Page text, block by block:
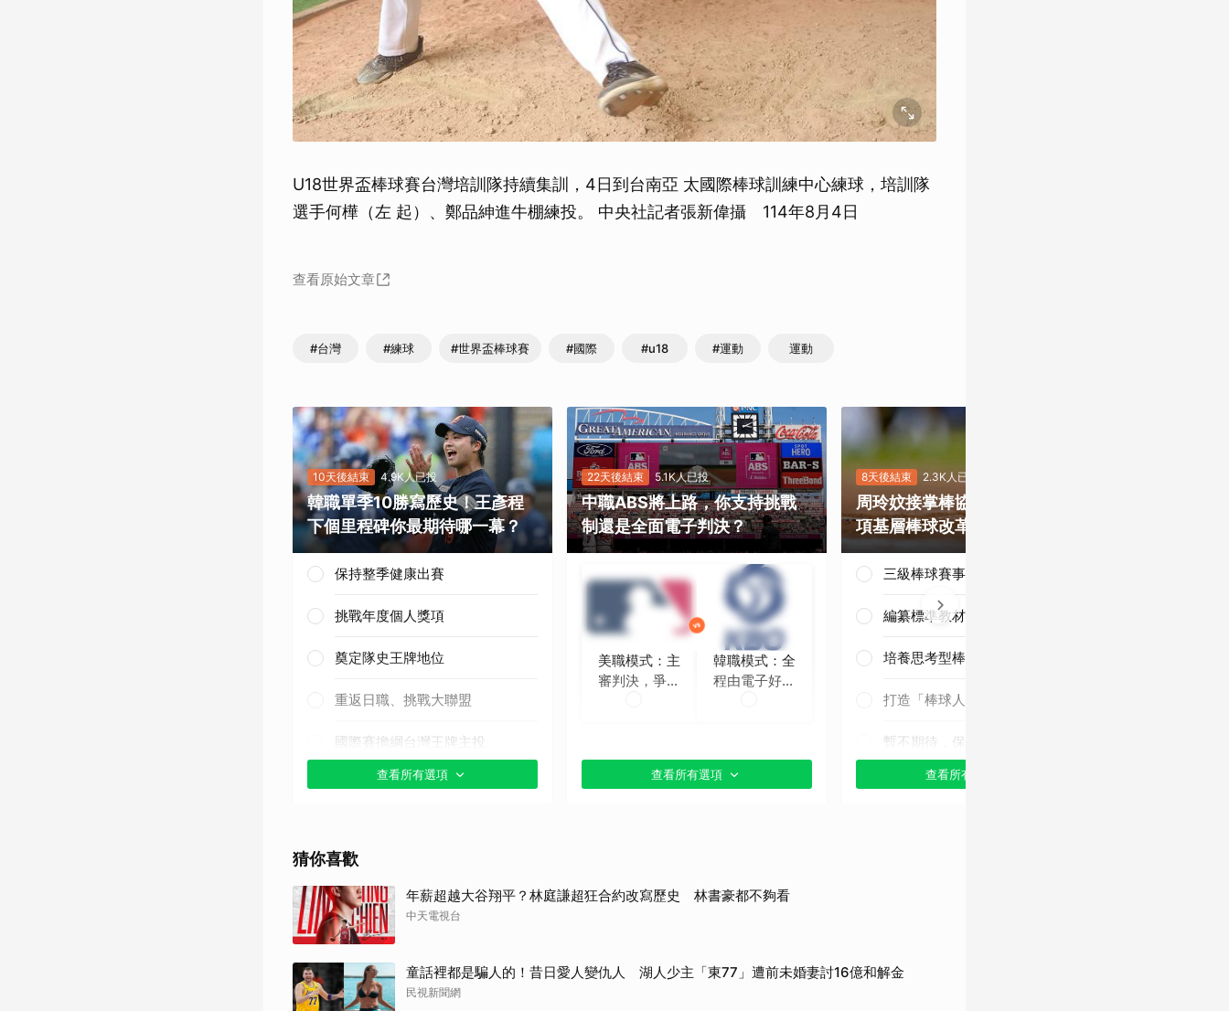
U18世界盃棒球賽台灣培訓隊持續集訓，4日到台南亞 太國際棒球訓練中心練球，培訓隊
選手何樺（左 起）、鄭品紳進牛棚練投。 中央社記者張新偉攝 114年8月4日
查看原始文章
#台灣 #練球 #世界盃棒球賽 #國際 #u18 #運動 運動
10天後結束 4.9K人已投
韓職單季10勝寫歷史！王彥程
下個里程碑你最期待哪一幕？
保持整季健康出賽
挑戰年度個人獎項
奠定隊史王牌地位
重返日職、挑戰大聯盟
國際賽擔綱台灣王牌主投
其他（歡迎貼文分享）
查看所有選項
22天後結束 5.1K人已投
中職ABS將上路，你支持挑戰
制還是全面電子判決？
美職模式：主
審判決，爭議
韓職模式：全
程由電子好球
查看所有選項
8天後結束 2.3K人已投
周玲妏接掌棒協，你最期待哪一
項基層棒球改革？
三級棒球賽事正常化
編纂標準教材與導入運科防護
培養思考型棒球人才
打造「棒球人之家」
暫不期待，保持觀望
查看所有選項
猜你喜歡
年薪超越大谷翔平？林庭謙超狂合約改寫歷史 林書豪都不夠看
中天電視台
童話裡都是騙人的！昔日愛人變仇人 湖人少主「東77」遭前未婚妻討16億和解金
民視新聞網